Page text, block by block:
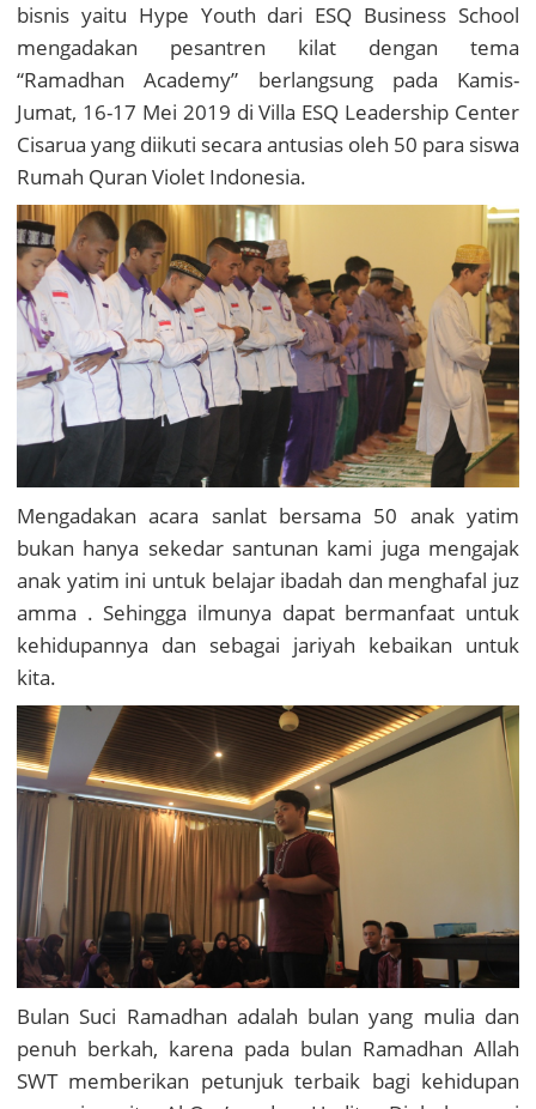
bisnis yaitu Hype Youth dari ESQ Business School
mengadakan pesantren kilat dengan tema
“Ramadhan Academy” berlangsung pada Kamis-
Jumat, 16-17 Mei 2019 di Villa ESQ Leadership Center
Cisarua yang diikuti secara antusias oleh 50 para siswa
Rumah Quran Violet Indonesia.
Mengadakan acara sanlat bersama 50 anak yatim
bukan hanya sekedar santunan kami juga mengajak
anak yatim ini untuk belajar ibadah dan menghafal juz
amma . Sehingga ilmunya dapat bermanfaat untuk
kehidupannya dan sebagai jariyah kebaikan untuk
kita.
Bulan Suci Ramadhan adalah bulan yang mulia dan
penuh berkah, karena pada bulan Ramadhan Allah
SWT memberikan petunjuk terbaik bagi kehidupan